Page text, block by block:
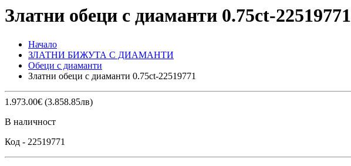
Златни обеци с диаманти 0.75ct-22519771
Начало
ЗЛАТНИ БИЖУТА С ДИАМАНТИ
Обеци с диаманти
Златни обеци с диаманти 0.75ct-22519771
1.973.00€ (3.858.85лв)
В наличност
Код - 22519771